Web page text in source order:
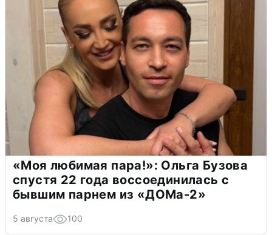
«Моя любимая пара!»: Ольга Бузова
спустя 22 года воссоединилась с
бывшим парнем из «ДОМа-2»
5 августа 100